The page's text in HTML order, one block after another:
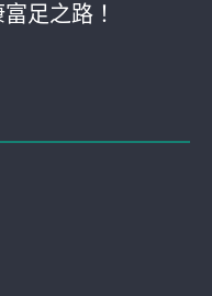
足之路！